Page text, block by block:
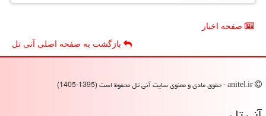
صفحه اخبار
بازگشت به صفحه اصلی آنی تل